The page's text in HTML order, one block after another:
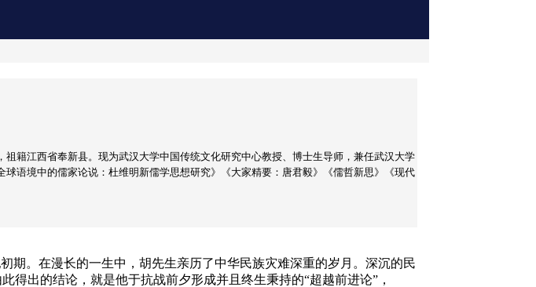
籍江西省奉新县。现为武汉大学中国传统文化研究中心教授、博士生导师，兼任武汉大学
语境中的儒家论说：杜维明新儒学思想研究》《大家精要：唐君毅》《儒哲新思》《现代
期。在漫长的一生中，胡先生亲历了中华民族灾难深重的岁月。深沉的民
出的结论，就是他于抗战前夕形成并且终生秉持的“超越前进论”，